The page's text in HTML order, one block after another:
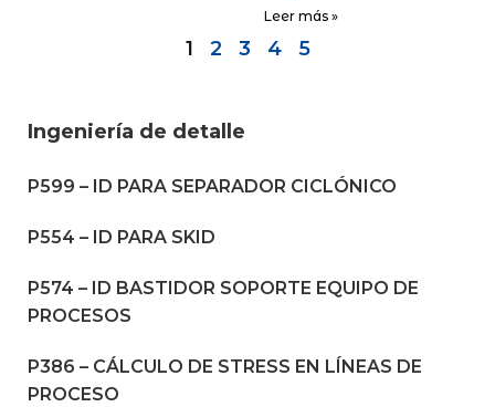
Leer más »
1 2 3 4 5
Ingeniería de detalle
P599 – ID PARA SEPARADOR CICLÓNICO
P554 – ID PARA SKID
P574 – ID BASTIDOR SOPORTE EQUIPO DE
PROCESOS
P386 – CÁLCULO DE STRESS EN LÍNEAS DE
PROCESO